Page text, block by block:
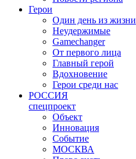
Герои
Один день из жизни
Неудержимые
Gamechanger
От первого лица
Главный герой
Вдохновение
Герои среди нас
РОССИЯ
спецпроект
Объект
Инновация
Событие
МОСКВА